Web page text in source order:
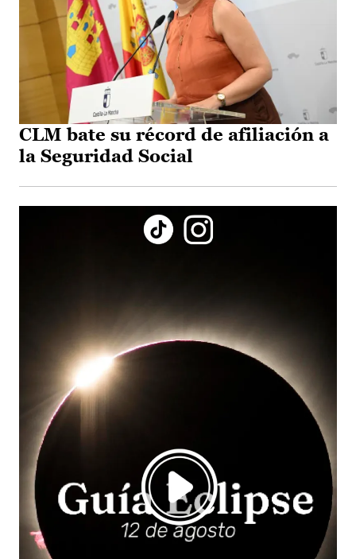
CLM bate su récord de afiliación a
la Seguridad Social